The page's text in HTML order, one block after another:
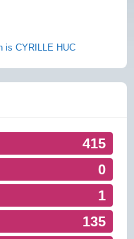
is CYRILLE HUC
415
0
1
135